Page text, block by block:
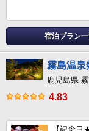
宿泊プラン
霧島温
鹿児島県
4.83